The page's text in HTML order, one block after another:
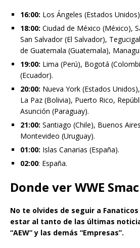
16:00: Los Ángeles (Estados
18:00: Ciudad de México (México),
San Salvador (El Salvador),
de Guatemala (Guatemala),
19:00: Lima (Perú), Bogotá
(Ecuador).
20:00: Nueva York (Estados
La Paz (Bolivia), Puerto Rico,
Asunción (Paraguay).
21:00: Santiago (Chile), Buenos
Montevideo (Uruguay).
01:00: Islas Canarias (España).
02:00: España.
Donde verWWE
No te olvides de seguir a
estar al tanto de las últimas
“AEW” y las demás “Empresas”.